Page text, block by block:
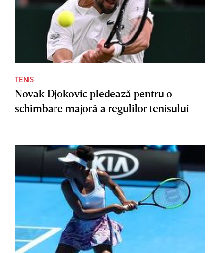
TENIS
Novak Djokovic pledează pentru o
schimbare majoră a regulilor tenisului